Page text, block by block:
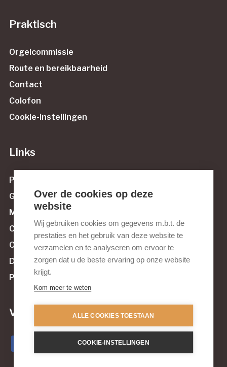
Praktisch
Orgelcommissie
Route en bereikbaarheid
Contact
Colofon
Cookie-instellingen
Links
Protestantse Gemeente Maassluis
Govert van Wijnstichting
Muziek tussen Maas en Sluis
Culturele Raad Maassluis
Orgelnieuws.nl
De Orgelvriend
Pels & Van Leeuwen Kerkorgelbouw
Volg ons op sociale media
Over de cookies op deze
website
Wij gebruiken cookies om gegevens m.b.t. de
prestaties en het gebruik van deze website te
verzamelen en te analyseren om ervoor te
zorgen dat u de beste ervaring op onze website
krijgt.
Kom meer te weten
ALLE COOKIES TOESTAAN
COOKIE-INSTELLINGEN